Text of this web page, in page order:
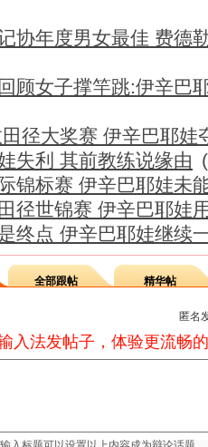
协年度男女最佳 费德
顾女子撑竿跳:伊辛巴
径大奖赛 伊辛巴耶娃
失利 其前教练说缘由
锦标赛 伊辛巴耶娃未
径世锦赛 伊辛巴耶娃
终点 伊辛巴耶娃继续
全部跟帖 精华帖
匿名
入法发帖子，体验更流畅